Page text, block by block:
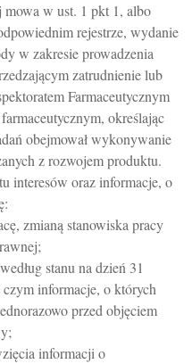
mowa w ust. 1 pkt 1, albo
rejestrze, wydanie
w zakresie prowadzenia
zatrudnienie lub
Farmaceutycznym
określając
obejmował wykonywanie
z rozwojem produktu.
interesów oraz informacje, o
zmianą stanowiska pracy
stanu na dzień 31
informacje, o których
przed objęciem
informacji o